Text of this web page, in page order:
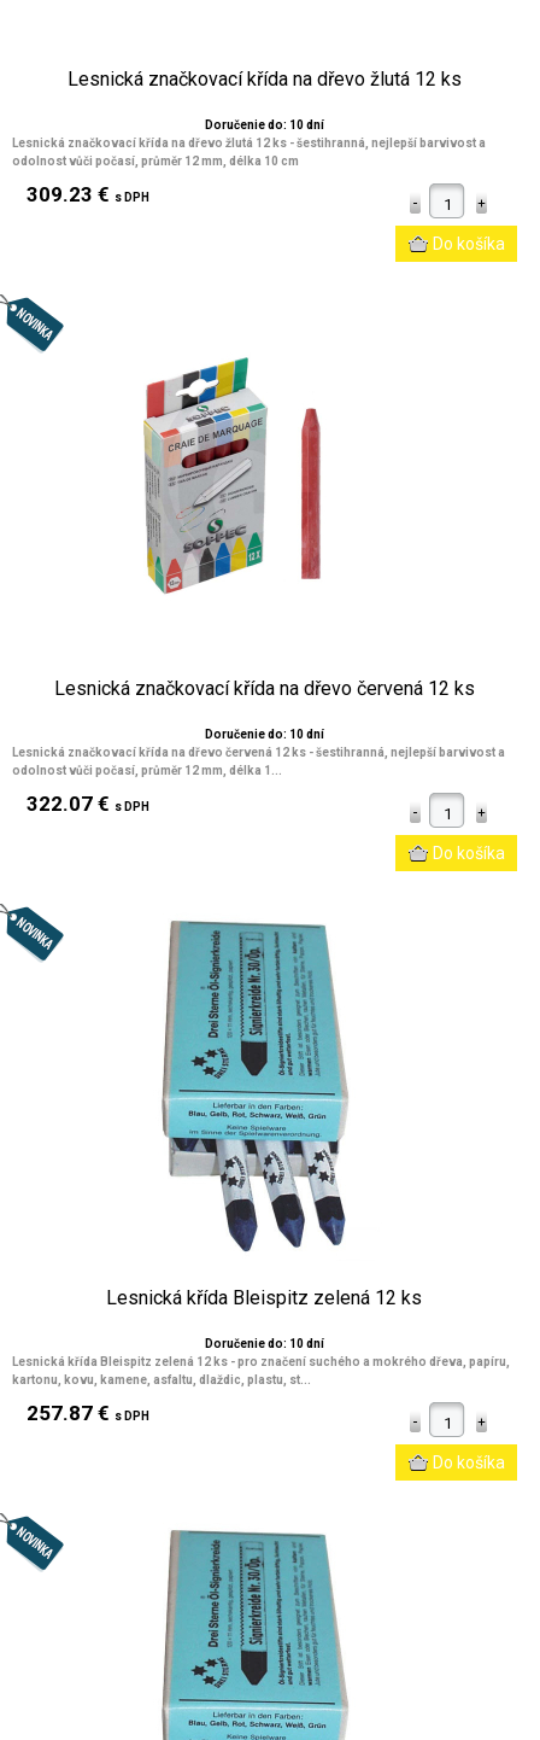
Lesnická značkovací křída na dřevo žlutá 12 ks
Doručenie do: 10 dní
Lesnická značkovací křída na dřevo žlutá 12 ks - šestihranná, nejlepší barvivost a
odolnost vůči počasí, průměr 12 mm, délka 10 cm
309.23 € s DPH
Lesnická značkovací křída na dřevo červená 12 ks
Doručenie do: 10 dní
Lesnická značkovací křída na dřevo červená 12 ks - šestihranná, nejlepší barvivost a
odolnost vůči počasí, průměr 12 mm, délka 1...
322.07 € s DPH
Lesnická křída Bleispitz zelená 12 ks
Doručenie do: 10 dní
Lesnická křída Bleispitz zelená 12 ks - pro značení suchého a mokrého dřeva, papíru,
kartonu, kovu, kamene, asfaltu, dlaždic, plastu, st...
257.87 € s DPH